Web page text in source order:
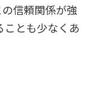
信頼関係が強
とも少なくあ